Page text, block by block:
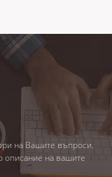
на Вашите въпроси.
описание на вашите